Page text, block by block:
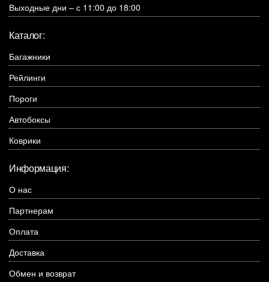
Выходные дни – с 11:00 до 18:00
Каталог:
Багажники
Рейлинги
Пороги
Автобоксы
Коврики
Информация:
О нас
Партнерам
Оплата
Доставка
Обмен и возврат